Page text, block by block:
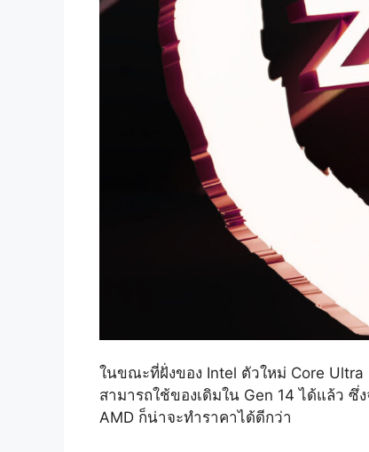
ในขณะที่ฝั่งของ Intel ตัวใหม่ Core Ultra
สามารถใช้ของเดิมใน Gen 14 ได้แล้ว
AMD ก็น่าจะทำราคาได้ดีกว่า